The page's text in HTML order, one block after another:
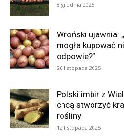
8 grudnia 2025
Wroński ujawnia:
mogła kupować
odpowie?”
26 listopada 2025
Polski imbir z
chcą stworzyć
rośliny
12 listopada 2025